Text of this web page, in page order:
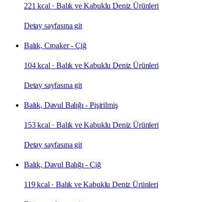
221 kcal ·Balık ve Kabuklu Deniz Ürünleri
Detay sayfasına git
Balık, Croaker - Çiğ
104 kcal ·Balık ve Kabuklu Deniz Ürünleri
Detay sayfasına git
Balık, Davul Balığı - Pişirilmiş
153 kcal ·Balık ve Kabuklu Deniz Ürünleri
Detay sayfasına git
Balık, Davul Balığı - Çiğ
119 kcal ·Balık ve Kabuklu Deniz Ürünleri